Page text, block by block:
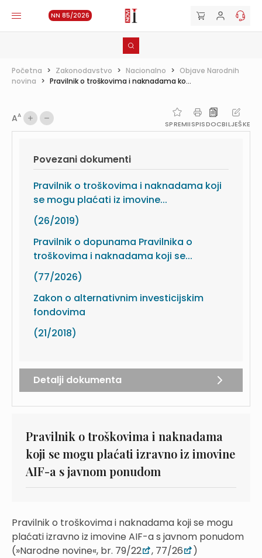
NN 85/2026
Početna > Zakonodavstvo > Nacionalno > Objave Narodnih
novina > Pravilnik o troškovima i naknadama ko...
AA
SPREMIISPISDOCBILJEŠKE
Povezani dokumenti
Pravilnik o troškovima i naknadama koji
se mogu plaćati iz imovine...
(26/2019)
Pravilnik o dopunama Pravilnika o
troškovima i naknadama koji se...
(77/2026)
Zakon o alternativnim investicijskim
fondovima
(21/2018)
Detalji dokumenta
Pravilnik o troškovima i naknadama
koji se mogu plaćati izravno iz imovine
AIF-a s javnom ponudom
Pravilnik o troškovima i naknadama koji se mogu
plaćati izravno iz imovine AIF-a s javnom ponudom
(»Narodne novine«, br. 79/22
, 77/26 )